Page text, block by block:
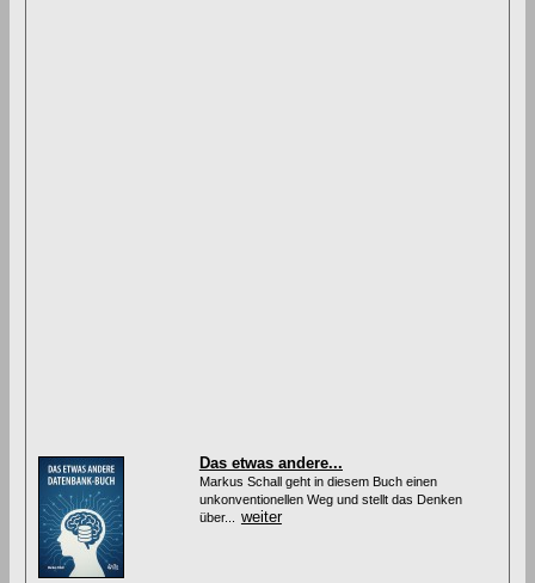
Das etwas andere...
Markus Schall geht in diesem Buch einen
unkonventionellen Weg und stellt das Denken
über... weiter